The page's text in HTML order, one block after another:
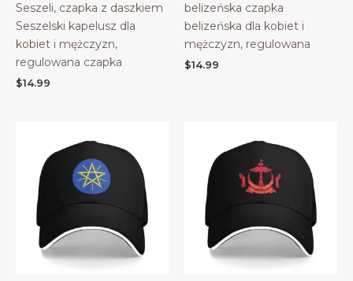
Seszeli, czapka z daszkiem
Seszelski kapelusz dla
kobiet i mężczyzn,
regulowana czapka
$14.99
belizeńska czapka
belizeńska dla kobiet i
mężczyzn, regulowana
$14.99